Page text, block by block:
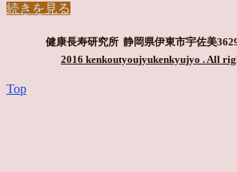
続きを見る
健康長寿研究所 静岡県伊東市宇佐美
2016 kenkoutyoujyukenkyujyo . All
Top